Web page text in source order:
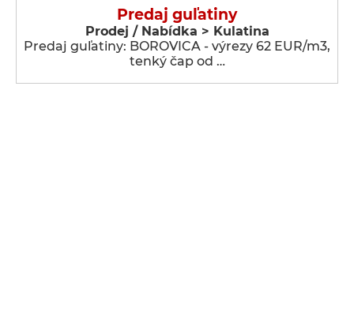
Predaj guľatiny
Prodej / Nabídka > Kulatina
Predaj guľatiny: BOROVICA - výrezy 62 EUR/m3,
tenký čap od …